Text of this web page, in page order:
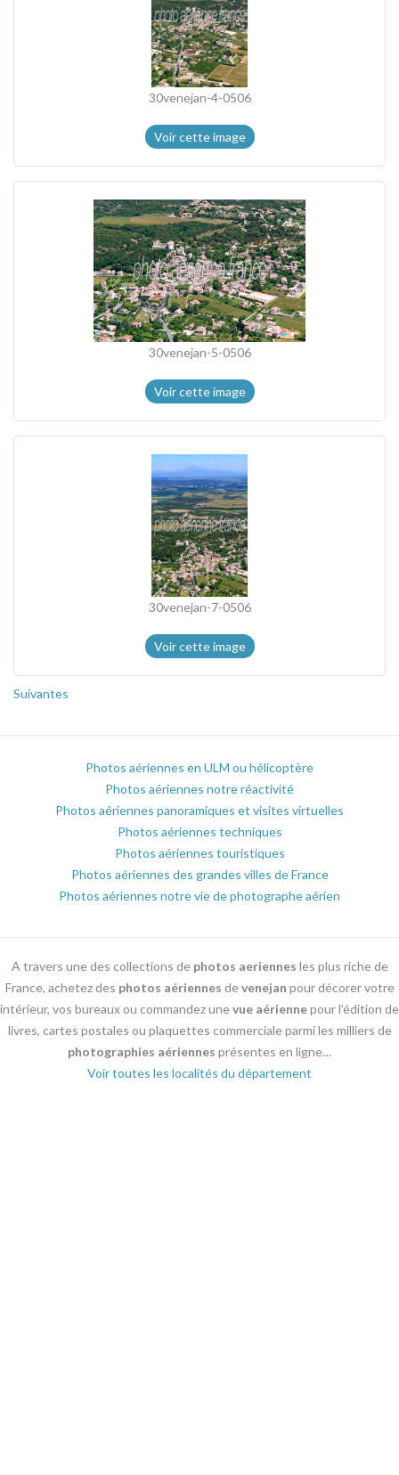
30venejan-4-0506
Voir cette image
30venejan-5-0506
Voir cette image
30venejan-7-0506
Voir cette image
Suivantes
Photos aériennes en ULM ou hélicoptère
Photos aériennes notre réactivité
Photos aériennes panoramiques et visites virtuelles
Photos aériennes techniques
Photos aériennes touristiques
Photos aériennes des grandes villes de France
Photos aériennes notre vie de photographe aérien
A travers une des collections de photos aeriennes les plus riche de
France, achetez des photos aériennes devenejan pour décorer votre
intérieur, vos bureaux ou commandez unevue aériennepour l’édition de
livres, cartes postales ou plaquettes commerciale parmi les milliers de
photographies aériennes présentes en ligne…
Voir toutes les localités du département